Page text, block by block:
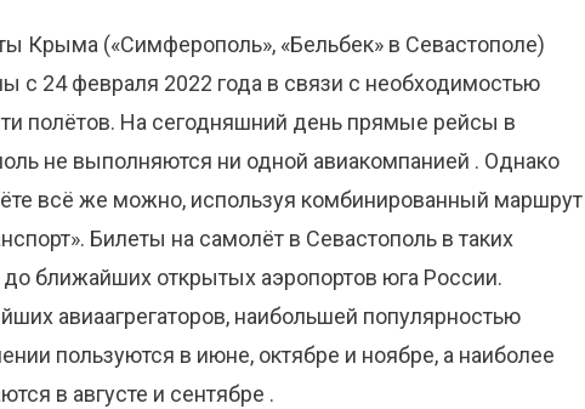
Крыма («Симферополь», «Бельбек» в Севастополе)
с 24 февраля 2022 года в связи с необходимостью
полётов. На сегодняшний день прямые рейсы в
не выполняются ни одной авиакомпанией . Однако
всё же можно, используя комбинированный маршрут
Билеты на самолёт в Севастополь в таких
ближайших открытых аэропортов юга России.
авиаагрегаторов, наибольшей популярностью
пользуются в июне, октябре и ноябре, а наиболее
в августе и сентябре .